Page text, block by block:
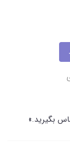
بگیرید.»